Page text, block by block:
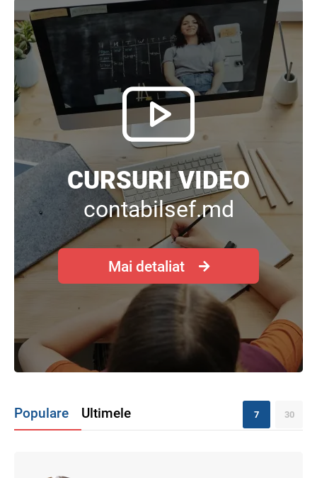
CURSURI VIDEO
contabilsef.md
Mai detaliat
Populare Ultimele 7 30